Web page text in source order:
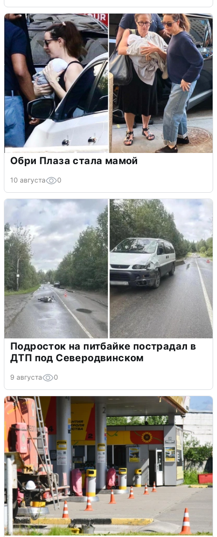
Обри Плаза стала мамой
10 августа 0
Подросток на питбайке пострадал в
ДТП под Северодвинском
9 августа 0